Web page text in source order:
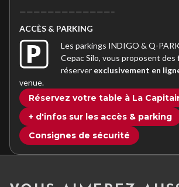
—————————————–
ACCÈS & PARKING
Les parkings INDIGO & Q-
Cepac Silo, vous proposent des
réserver exclusivement en
venue.
Réservez votre table à La
+ d'infos sur les accès & parking
Consignes de sécurité